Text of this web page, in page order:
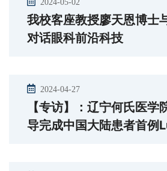
2024-05-02
我校客座教授廖天恩博士
对话眼科前沿科技
2024-04-27
【专访】：辽宁何氏医学
导完成中国大陆患者首例